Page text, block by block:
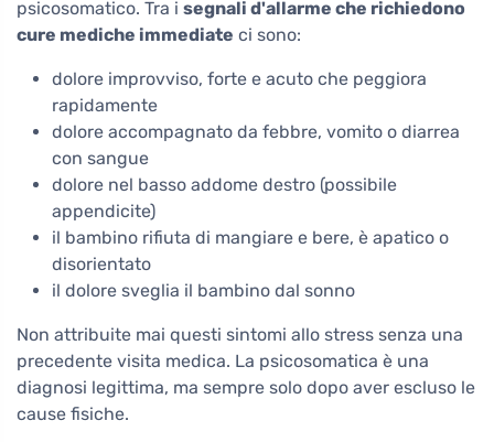
psicosomatico. Tra i segnali d'allarme che richiedono
cure mediche immediate ci sono:
dolore improvviso, forte e acuto che peggiora
rapidamente
dolore accompagnato da febbre, vomito o diarrea
con sangue
dolore nel basso addome destro (possibile
appendicite)
il bambino rifiuta di mangiare e bere, è apatico o
disorientato
il dolore sveglia il bambino dal sonno
Non attribuite mai questi sintomi allo stress senza una
precedente visita medica. La psicosomatica è una
diagnosi legittima, ma sempre solo dopo aver escluso le
cause fisiche.